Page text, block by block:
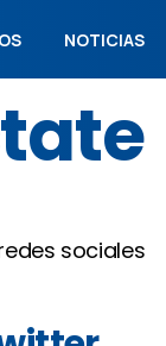
NOTICIAS
sociales